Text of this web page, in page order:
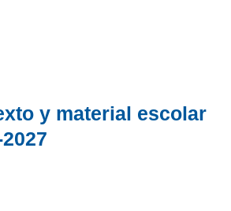
y material escolar